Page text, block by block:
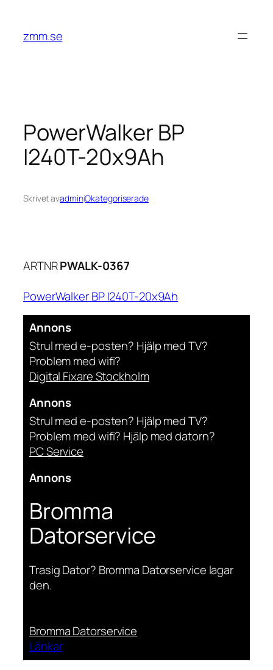
innehåll
zmm.se
PowerWalker BP
I240T-20x9Ah
Skrivet avadminiOkategoriserade
ARTNRPWALK-0367
PowerWalker BP I240T-20x9Ah
Annons
Strul med e-posten? Hjälp med TV?
Problem med wifi?
Digital Fixare Stockholm
Annons
Strul med e-posten? Hjälp med TV?
Problem med wifi? Hjälp med datorn?
PC Service
Annons
Bromma
Datorservice
Trasig Dator? Bromma Datorservice lagar
den.
Bromma Datorservice
Länkar